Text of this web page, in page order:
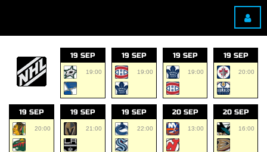
19 SEP
19:00
19 SEP
19:00
19 SEP
19:00
19 SEP
20:00
19 SEP
20:00
19 SEP
21:00
19 SEP
22:00
20 SEP
13:00
20 SEP
16:00